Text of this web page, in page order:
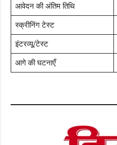
आवेदन की अंतिम तिथि
स्क्रीनिंग टेस्ट
इंटरव्यू/टेस्ट
आगे की घटनाएँ